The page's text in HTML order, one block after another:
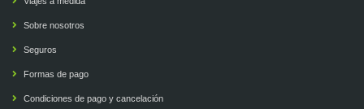
Sobre nosotros
Seguros
Formas de pago
Condiciones de pago y cancelación